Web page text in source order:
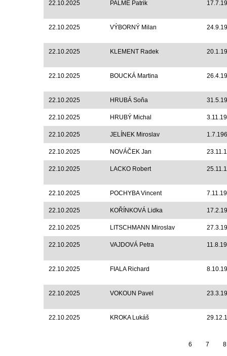
22.10.2025 PALME Patrik
22.10.2025 VÝBORNÝ Milan
22.10.2025 KLEMENT Radek
22.10.2025 BOUCKÁ Martina
22.10.2025 HRUBÁ Soňa
22.10.2025 HRUBÝ Michal
22.10.2025 JELÍNEK Miroslav
22.10.2025 NOVÁČEK Jan
22.10.2025 LACKO Robert
22.10.2025 POCHYBA Vincent
22.10.2025 KOŘÍNKOVÁ Lidka
22.10.2025 LITSCHMANN Miroslav
22.10.2025 VAJDOVÁ Petra
22.10.2025 FIALA Richard
22.10.2025 VOKOUN Pavel
22.10.2025 KROKA Lukáš
6 7 8